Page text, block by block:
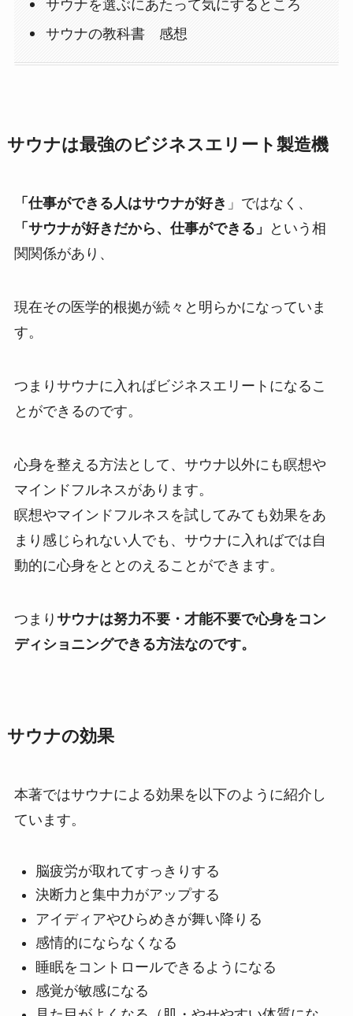
サウナを選ぶにあたって気にするところ
サウナの教科書 感想
サウナは最強のビジネスエリート製造機
「仕事ができる人はサウナが好き 」ではなく、
「サウナが好きだから、仕事ができる」
という相
関関係があり、
現在その医学的根拠が続々と明らかになっていま
す。
つまりサウナに入ればビジネスエリートになるこ
とができるのです。
心身を整える方法として、サウナ以外にも瞑想や
マインドフルネスがあります。
瞑想やマインドフルネスを試してみても効果をあ
まり感じられない人でも、サウナに入ればでは自
動的に心身をととのえることができます。
つまり サウナは努力不要・才能不要で心身をコン
ディショニングできる方法なのです。
サウナの効果
本著ではサウナによる効果を以下のように紹介し
ています。
脳疲労が取れてすっきりする
決断力と集中力がアップする
アイディアやひらめきが舞い降りる
感情的にならなくなる
睡眠をコントロールできるようになる
感覚が敏感になる